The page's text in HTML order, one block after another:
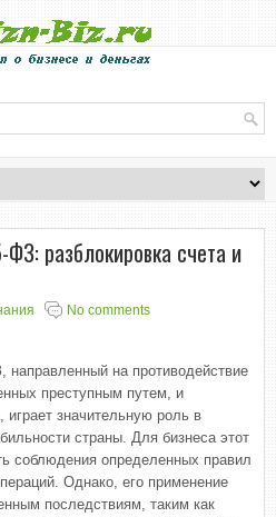
ФЗ: разблокировка счета и
No comments
на противодействие
преступным путем, и
значительную роль в
страны. Для бизнеса этот
соблюдения определенных правил
Однако, его применение
последствиям, таким как